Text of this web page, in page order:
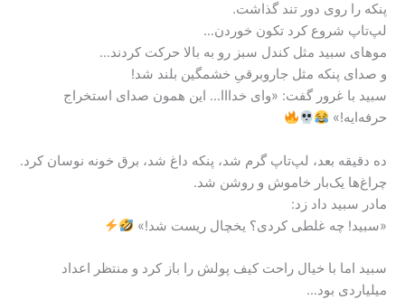
پنکه را روی دور تند گذاشت.
لپ‌تاپ شروع کرد تکون خوردن…
موهای سبید مثل کندل سبز رو به بالا حرکت کردند…
و صدای پنکه مثل جاروبرقیِ خشمگین بلند شد!
سبید با غرور گفت: «وای خدااا… این همون صدای استخراج
حرفه‌ایه!»
ده دقیقه بعد، لپ‌تاپ گرم شد، پنکه داغ شد، برق خونه نوسان کرد.
چراغ‌ها یک‌بار خاموش و روشن شد.
مادر سبید داد زد:
«سبید! چه غلطی کردی؟ یخچال ریست شد!»
سبید اما با خیال راحت کیف پولش را باز کرد و منتظر اعداد
میلیاردی بود…